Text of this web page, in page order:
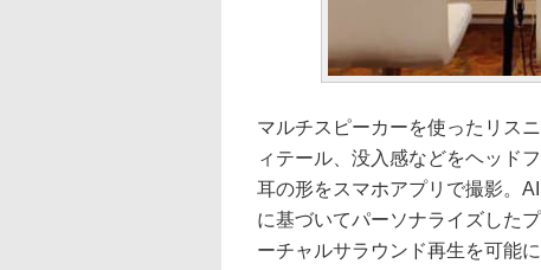
マルチスピーカーを使ったリス
ィテール、没入感などをヘッド
耳の形をスマホアプリで撮影。
に基づいてパーソナライズした
ーチャルサラウンド再生を可能